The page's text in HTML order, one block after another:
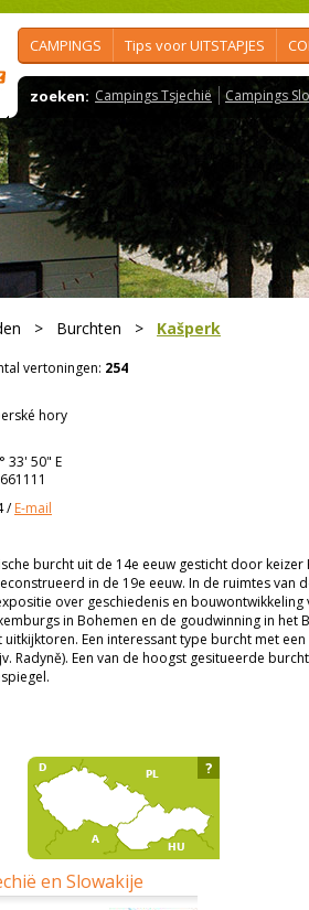
CAMPINGS Tips voor UITSTAPJES
zoeken: Campings Tsjechië Campings
> Burchten > Kašperk
vertoningen: 254
hory
33' 50" E
/E-mail
burcht uit de 14e eeuw gesticht door keizer
in de 19e eeuw. In de ruimtes van
over geschiedenis en
in Bohemen en de goudwinning in het
Een interessant type burcht met
Radyně). Een van de hoogst gesitueerde
en Slowakije
?